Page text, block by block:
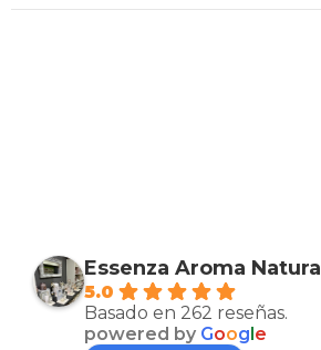
Essenza Aroma Natura
5.0
Basado en 262 reseñas.
powered by Goog e